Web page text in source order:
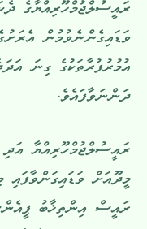
ރައީސުލްޖުމްހޫރިއްޔާގެ
ވަޑައިގެންނެވުމުން
އުމުރުފުރާތަކުގެ ގިނަ
ދަންނަވާފައެވެ.
ރައީސުލްޖުމްހޫރިއްޔާ
މީދޫއަށް
ރައީސް އިންތިޚާބު